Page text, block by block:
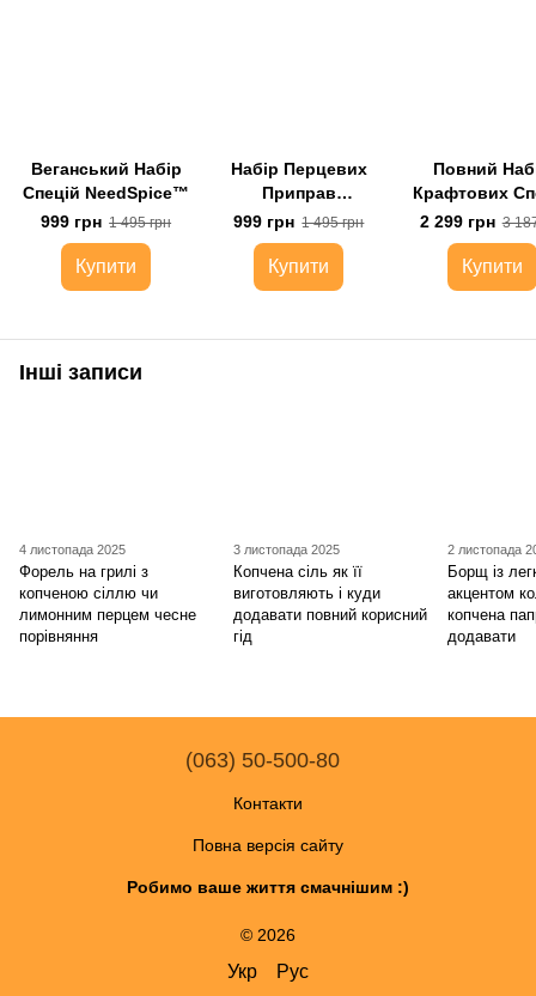
Веганський Набір
Спецій NeedSpice™
999 грн 1 495 грн
Купити
Набір Перцевих
Приправ
NeedSpice™
999 грн 1 495 грн
Купити
Повний
Крафтових
органайзером
баночок
2 299 грн 3
Купити
Інші записи
4 листопада 2025
Форель на грилі з
копченою сіллю чи
лимонним перцем чесне
порівняння
3 листопада 2025
Копчена сіль як її
виготовляють і куди
додавати повний корисний
гід
2 листопада
Борщ із
акцентом
копчена
додавати
(063) 50-500-80
Контакти
Повна версія сайту
Робимо ваше життя смачнішим :)
© 2026
Укр Рус